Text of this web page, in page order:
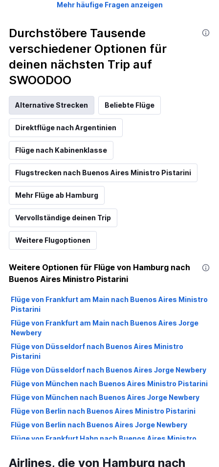
Mehr häufige Fragen anzeigen
Durchstöbere Tausende
verschiedener Optionen für
deinen nächsten Trip auf
SWOODOO
Alternative Strecken Beliebte Flüge
Direktflüge nach Argentinien
Flüge nach Kabinenklasse
Flugstrecken nach Buenos Aires Ministro Pistarini
Mehr Flüge ab Hamburg
Vervollständige deinen Trip
Weitere Flugoptionen
Weitere Optionen für Flüge von Hamburg nach
Buenos Aires Ministro Pistarini
Flüge von Frankfurt am Main nach Buenos Aires Ministro
Pistarini
Flüge von Frankfurt am Main nach Buenos Aires Jorge
Newbery
Flüge von Düsseldorf nach Buenos Aires Ministro
Pistarini
Flüge von Düsseldorf nach Buenos Aires Jorge Newbery
Flüge von München nach Buenos Aires Ministro Pistarini
Flüge von München nach Buenos Aires Jorge Newbery
Flüge von Berlin nach Buenos Aires Ministro Pistarini
Flüge von Berlin nach Buenos Aires Jorge Newbery
Flüge von Frankfurt Hahn nach Buenos Aires Ministro
Flüge von Hamburg nach Buenos Aires Jorge Newbery
Airlines, die von Hamburg nach